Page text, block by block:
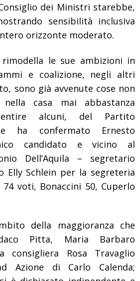
dei Ministri starebbe,
sensibilità inclusiva
orizzonte moderato.
le sue ambizioni in
e coalizione, negli altri
sono già avvenute cose non
casa mai abbastanza
alcuni, del Partito
ha confermato Ernesto
candidato e vicino al
Dell’Aquila – segretario
Elly Schlein per la segreteria
74 voti, Bonaccini 50, Cuperlo
della maggioranza che
Pitta, Maria Barbaro
consigliera Rosa Travaglio
Azione di Carlo Calenda;